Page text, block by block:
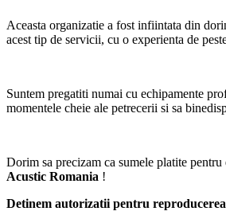
Aceasta organizatie a fost infiintata din
acest tip de servicii, cu o experienta de
Suntem pregatiti numai cu echipamente
momentele cheie ale petrecerii si sa
Dorim sa precizam ca sumele platite
Acustic Romania !
Detinem autorizatii pentru